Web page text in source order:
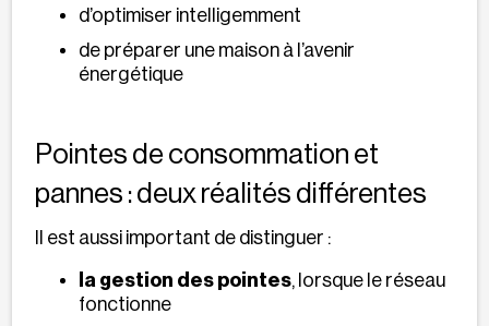
d’optimiser intelligemment
de préparer une maison à l’avenir
énergétique
Pointes de consommation et
pannes : deux réalités différentes
Il est aussi important de distinguer :
la gestion des pointes, lorsque le réseau
fonctionne